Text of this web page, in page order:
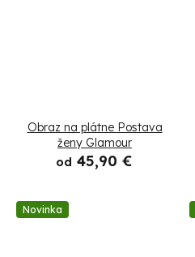
Obraz na plátne Postava
ženy Glamour
od 45,90 €
Novinka